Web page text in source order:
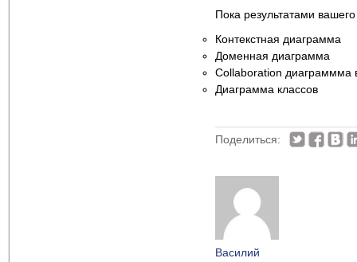
Пока результатами
Контекстная диаграмма
Доменная диаграмма
Collaboration диаграммма
Диаграмма классов
Поделиться:
Василий